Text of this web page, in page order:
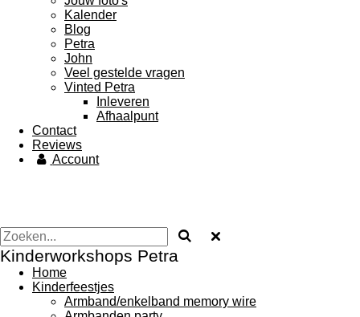
Kalender
Blog
Petra
John
Veel gestelde vragen
Vinted Petra
Inleveren
Afhaalpunt
Contact
Reviews
Account
Kinderworkshops Petra
Home
Kinderfeestjes
Armband/enkelband memory wire